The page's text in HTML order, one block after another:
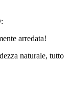
arredata!
naturale, tutto